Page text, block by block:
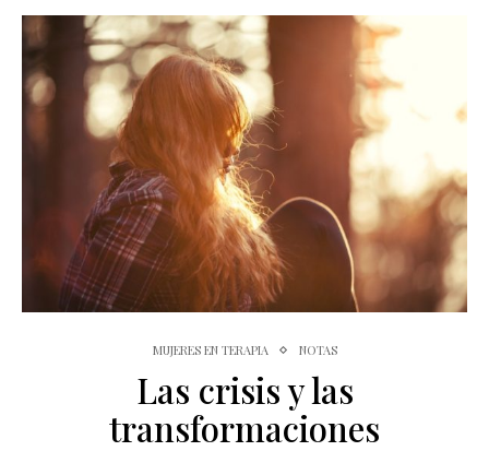
MUJERES EN TERAPIA NOTAS
Las crisis y las
transformaciones